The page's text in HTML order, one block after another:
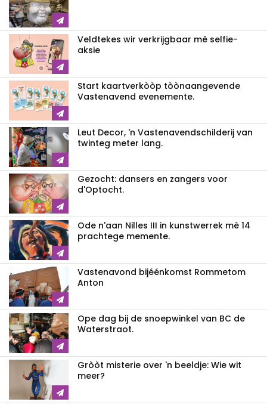
Veldtekes wir verkrijgbaar mè selfie-
aksie
Start kaartverkòòp tòònaangevende
Vastenavend evenemente.
Leut Decor, 'n Vastenavendschilderij van
twinteg meter lang.
Gezocht: dansers en zangers voor
d'Optocht.
Ode n'aan Nilles III in kunstwerrek mè 14
prachtege memente.
Vastenavond bijéénkomst Rommetom
Anton
Ope dag bij de snoepwinkel van BC de
Waterstraot.
Gròòt misterie over 'n beeldje: Wie wit
meer?